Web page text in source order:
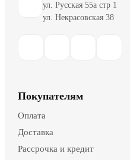
ул. Русская 55а стр 1
ул. Некрасовская 38
Покупателям
Оплата
Доставка
Рассрочка и кредит